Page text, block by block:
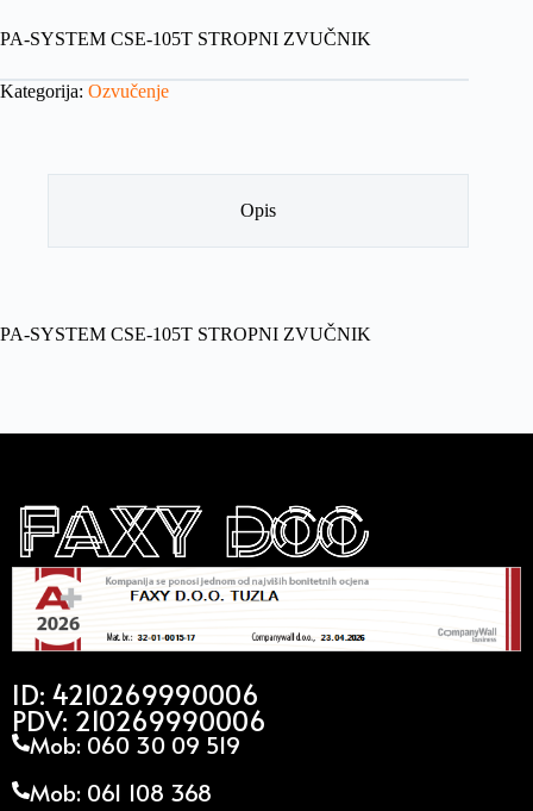
PA-SYSTEM CSE-105T STROPNI ZVUČNIK
Kategorija: Ozvučenje
Opis
PA-SYSTEM CSE-105T STROPNI ZVUČNIK
ID: 4210269990006
PDV: 210269990006
Mob: 060 30 09 519
Mob: 061 108 368